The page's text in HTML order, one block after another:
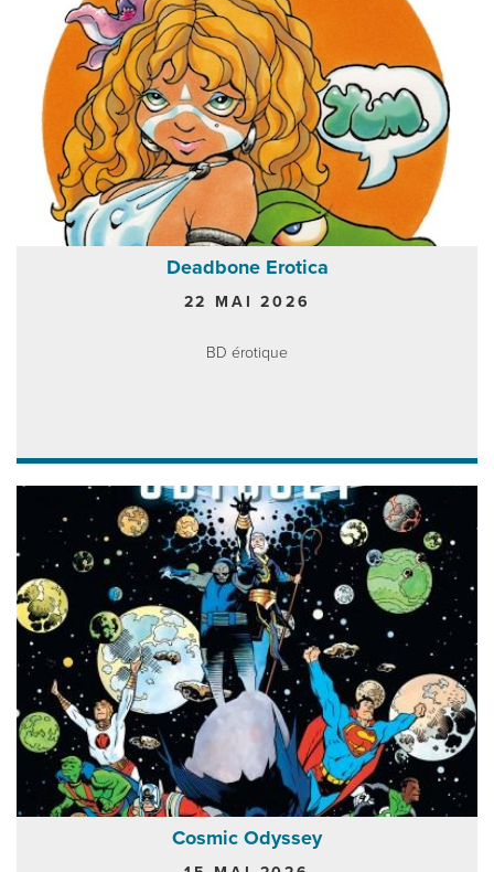
Deadbone Erotica
22 MAI 2026
BD érotique
Cosmic Odyssey